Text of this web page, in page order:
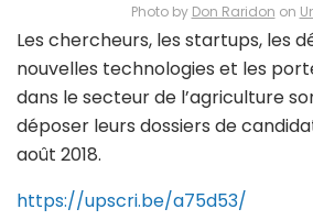
Photo by Don Raridon on
Les chercheurs, les startups, les
nouvelles technologies et les
dans le secteur de l’agriculture
déposer leurs dossiers de
août 2018.
https://upscri.be/a75d53/